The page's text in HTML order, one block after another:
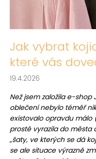
ů
Jak vybrat
které vás
19.4.2026
Než jsem založila e-shop
oblečení nebylo téměř
existovalo opravdu málo
prostě vyrazila do města
„šaty, ve kterých se dá
se ale situace výrazně
D
o
p
o